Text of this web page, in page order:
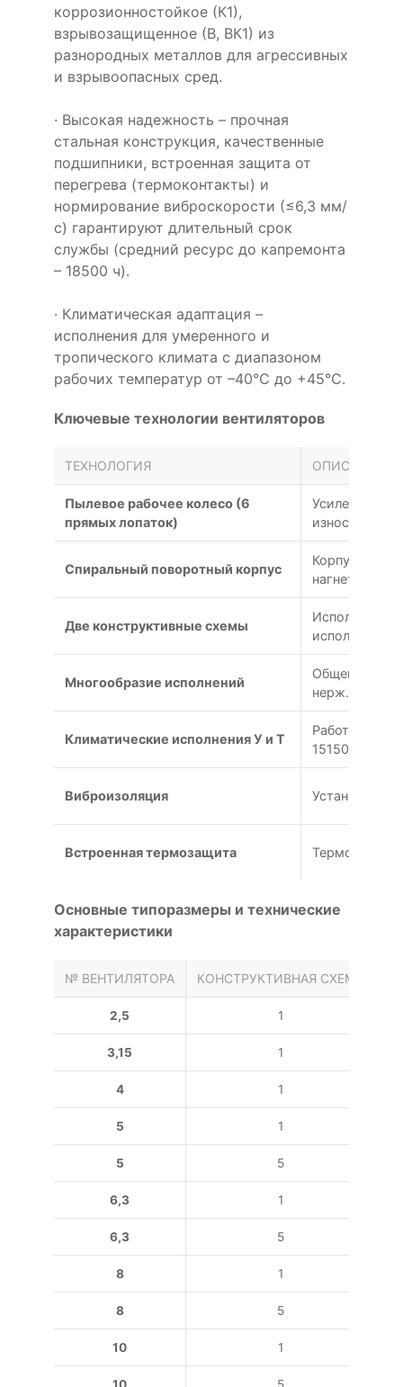
коррозионностойкое (К1),
взрывозащищенное (В, ВК1) из
разнородных металлов для агрессивных
и взрывоопасных сред.
· Высокая надежность – прочная
стальная конструкция, качественные
подшипники, встроенная защита от
перегрева (термоконтакты) и
нормирование виброскорости (≤6,3 мм/
с) гарантируют длительный срок
службы (средний ресурс до капремонта
– 18500 ч).
· Климатическая адаптация –
исполнения для умеренного и
тропического климата с диапазоном
рабочих температур от –40°С до +45°С.
Ключевые технологии вентиляторов
ТЕХНОЛОГИЯ ОПИСАНИЕ
Пылевое рабочее колесо (6
прямых лопаток)
Усиленная
износу
Спиральный поворотный корпус
Корпус
Две конструктивные схемы
Исполнение 1
исполнение
Многообразие исполнений
нерж.+латунь)
Климатические исполнения У и Т
Работа при
15150-69
Виброизоляция Установка
Встроенная термозащита
Основные типоразмеры и технические
характеристики
№ ВЕНТИЛЯТОРА КОНСТРУКТИВНАЯ СХЕМА
2,5 1
3,15 1
4 1
5 1
5 5
6,3 1
6,3 5
8 1
8 5
10 1
10 5